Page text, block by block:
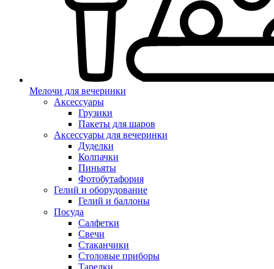
Мелочи для вечеринки
Аксессуары
Грузики
Пакеты для шаров
Аксессуары для вечеринки
Дуделки
Колпачки
Пиньяты
Фотобутафория
Гелий и оборудование
Гелий и баллоны
Посуда
Салфетки
Свечи
Стаканчики
Столовые приборы